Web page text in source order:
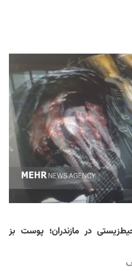
در مازندران؛ پوست بز